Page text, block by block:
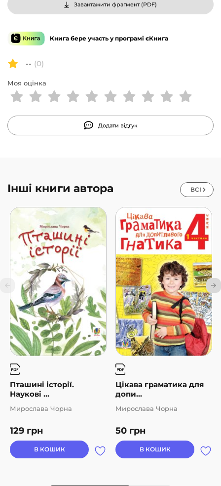
багатством рідної мови. Посібник призначений для
вчителів початкових класів, студентів педагогічних
вихователями дитячих садків.
Завантажити фрагмент (PDF)
Книга бере участь у програмі єКнига
-- (0)
Моя оцінка
Додати відгук
Інші книги автора ВСІ
Пташині історії.
Наукові ...
129 грн
Мирослава Чорна
В КОШИК
Цікава граматика для
допи...
50 грн
Мирослава Чорна
В КОШИК